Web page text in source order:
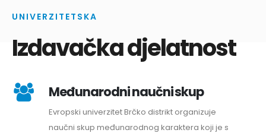
UNIVERZITETSKA
Izdavačka djelatnost
Međunarodni naučni skup
Evropski univerzitet Brčko distrikt organizuje
naučni skup međunarodnog karaktera koji je s